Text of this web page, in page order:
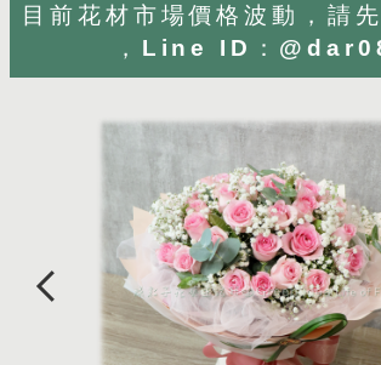
目前花材市場價格波動，請
，Line ID：